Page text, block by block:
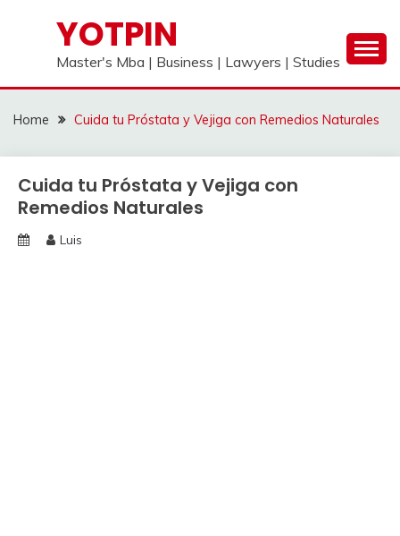
YOTPIN
Master's Mba | Business | Lawyers | Studies
Home Cuida tu Próstata y Vejiga con Remedios Naturales
Cuida tu Próstata y Vejiga con
Remedios Naturales
Luis